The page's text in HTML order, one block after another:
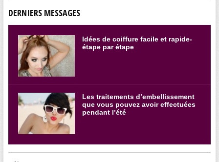
DERNIERS MESSAGES
Idées de coiffure facile et rapide-
étape par étape
Les traitements d’embellissement
que vous pouvez avoir effectuées
pendant l’été